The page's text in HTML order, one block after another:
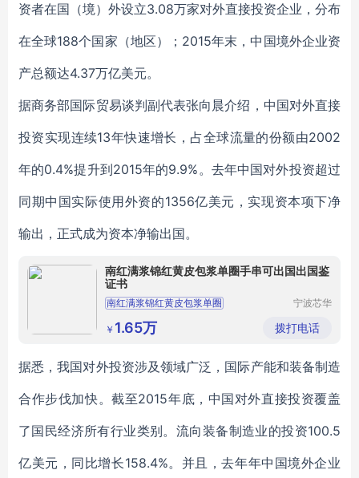
资者在国（境）外设立3.08万家对外直接投资企业，分布
在全球188个国家（地区）；2015年末，中国境外企业资
产总额达4.37万亿美元。
据商务部国际贸易谈判副代表张向晨介绍，中国对外直接
投资实现连续13年快速增长，占全球流量的份额由2002
年的0.4%提升到2015年的9.9%。去年中国对外投资超过
同期中国实际使用外资的1356亿美元，实现资本项下净
输出，正式成为资本净输出国。
南红满浆锦红黄皮包浆单圈手串可出国出国鉴
证书
南红满浆锦红黄皮包浆单圈
宁波芯华
有限公司
￥ 1.65万 拨打电话
据悉，我国对外投资涉及领域广泛，国际产能和装备制造
合作步伐加快。截至2015年底，中国对外直接投资覆盖
了国民经济所有行业类别。流向装备制造业的投资100.5
亿美元，同比增长158.4%。并且，去年年中国境外企业